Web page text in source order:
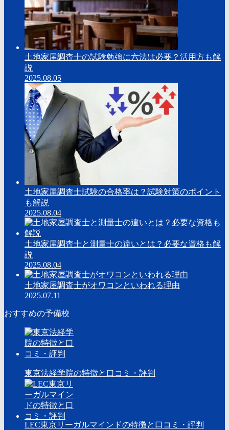
土地家屋調査士の試験勉強に六法は必要？活用方も解
説
2025.08.05
土地家屋調査士試験の合格率は？試験対策のポイント
も解説
2025.08.04
土地家屋調査士と測量士の違いとは？必要な資格も解
説
2025.08.04
土地家屋調査士がオワコンといわれる理由
2025.07.11
おすすめの予備校
東京法経学院の特徴と口コミ・評判
LEC東京リーガルマインドの特徴と口コミ・評判